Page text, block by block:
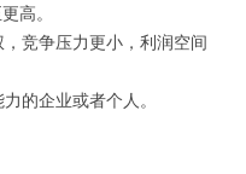
高。
竞争压力更小，利润空间
的企业或者个人。